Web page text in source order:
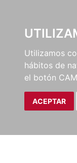
Utilizamos
hábitos de
el botón
ACEPTAR